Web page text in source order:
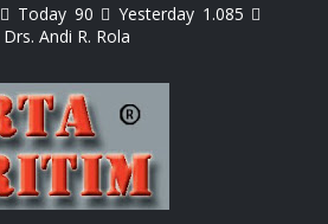
Today 90  Yesterday 1.085 
Andi R. Rola